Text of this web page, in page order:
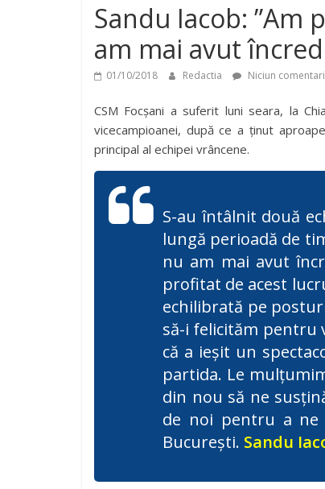
Sandu Iacob:
am mai avut
01/10/2018 Redactia Niciun
CSM Focșani a suferit luni seara, la
vicecampioanei, după ce a ținut
principal al echipei vrâncene.
S-au întâlnit două
lungă perioadă de
nu am mai avut
profitat de acest
echilibrată pe
să-i felicităm pentru
că a ieșit un
partida. Le
din nou să ne
de noi pentru a ne
București. Sandu